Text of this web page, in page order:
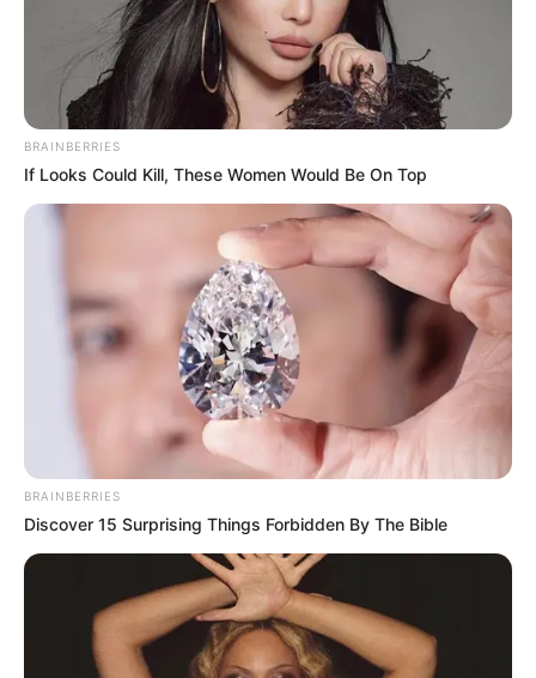
Neringa Kriziute
10 Potret Wanita Cantik
dari Masa Ke Masa, Ada
Tahun 1950 Hingga
Tak Lagi Terlihat di TV, 6
Artis ini Sudah Jadi
Pegawai Kantoran
Tampak Beda, 10 Artis
yang Harus
Menyembunyikan
Kharismanya Karena
Peran
BRAINBERRIES
If Looks Could Kill, These Women Would Be On Top
BRAINBERRIES
Discover 15 Surprising Things Forbidden By The Bible